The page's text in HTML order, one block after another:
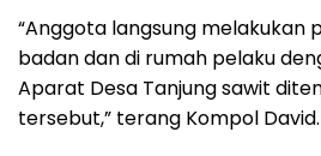
“Anggota langsung melakukan
badan dan di rumah pelaku
Aparat Desa Tanjung sawit
tersebut,” terang Kompol David.